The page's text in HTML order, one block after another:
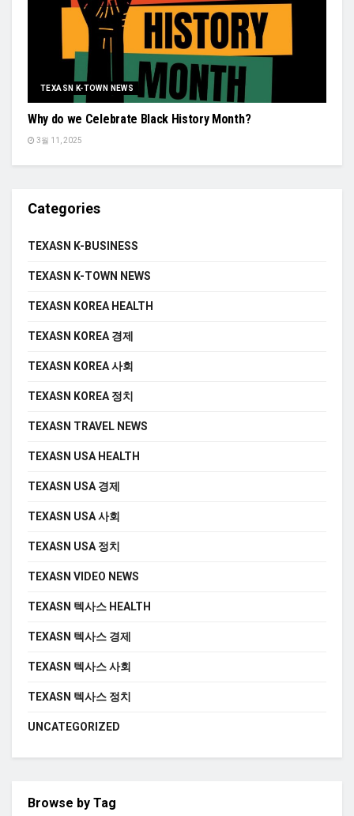
TEXASN K-TOWN NEWS
Why do we Celebrate Black History Month?
3월 11, 2025
Categories
TEXASN K-BUSINESS
TEXASN K-TOWN NEWS
TEXASN KOREA HEALTH
TEXASN KOREA 경제
TEXASN KOREA 사회
TEXASN KOREA 정치
TEXASN TRAVEL NEWS
TEXASN USA HEALTH
TEXASN USA 경제
TEXASN USA 사회
TEXASN USA 정치
TEXASN VIDEO NEWS
TEXASN 텍사스 HEALTH
TEXASN 텍사스 경제
TEXASN 텍사스 사회
TEXASN 텍사스 정치
UNCATEGORIZED
Browse by Tag